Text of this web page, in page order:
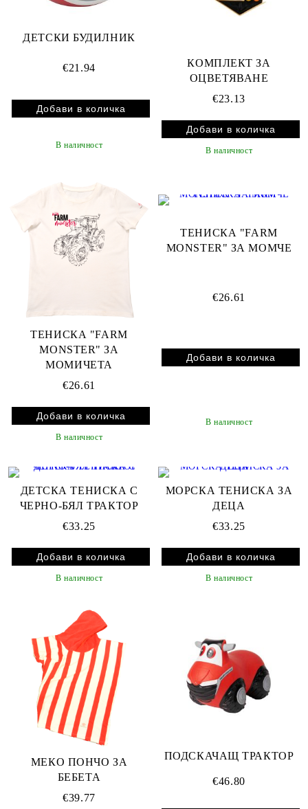
ДЕТСКИ БУДИЛНИК
€21.94
В наличност
КОМПЛЕКТ ЗА
ОЦВЕТЯВАНЕ
€23.13
В наличност
ТЕНИСКА "FARM
MONSTER" ЗА
МОМИЧЕТА
€26.61
В наличност
ТЕНИСКА "FARM
MONSTER" ЗА МОМЧЕ
€26.61
В наличност
ДЕТСКА ТЕНИСКА С
ЧЕРНО-БЯЛ ТРАКТОР
€33.25
В наличност
МОРСКА ТЕНИСКА ЗА
ДЕЦА
€33.25
В наличност
МЕКО ПОНЧО ЗА
БЕБЕТА
€39.77
ПОДСКАЧАЩ ТРАКТОР
€46.80